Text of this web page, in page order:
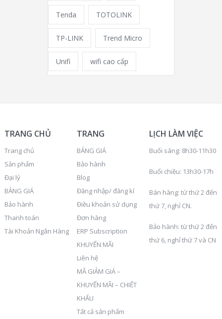
Tenda TOTOLINK
TP-LINK Trend Micro
Unifi wifi cao cấp
TRANG CHỦ
Trang chủ
Sản phẩm
Đại lý
BẢNG GIÁ
Bảo hành
Thanh toán
Tài Khoản Ngân Hàng
TRANG
BẢNG GIÁ
Bảo hành
Blog
Đăng nhập/ đăng kí
Điều khoản sử dụng
Đơn hàng
ERP Subscription
KHUYẾN MÃI
Liên hệ
MÃ GIẢM GIÁ –
KHUYẾN MÃI – CHIẾT
KHẤU
Tất cả sản phẩm
LỊCH LÀM VIỆC
Buổi sáng: 8h30-11h30
Buổi chiều: 13h30-17h
Bán hàng: từ thứ 2 đến
thứ 7, nghỉ CN.
Bảo hành: từ thứ 2 đến
thứ 6, nghỉ thứ 7 và CN